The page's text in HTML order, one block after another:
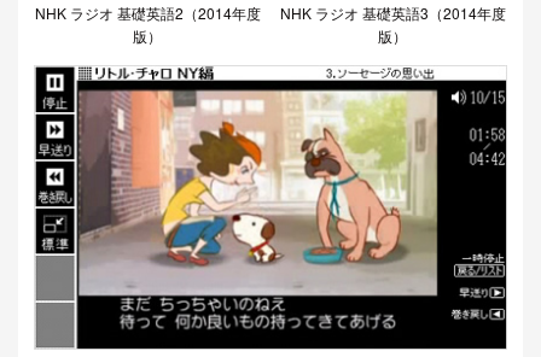
NHK ラジオ 基礎英語2（2014年度
版）
NHK ラジオ 基礎英語3（2014年度
版）